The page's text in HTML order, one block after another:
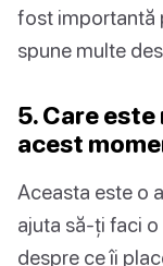
fost importantă
spune multe
5. Care
acest
Aceasta este o
ajuta să-ți faci
despre ce îi